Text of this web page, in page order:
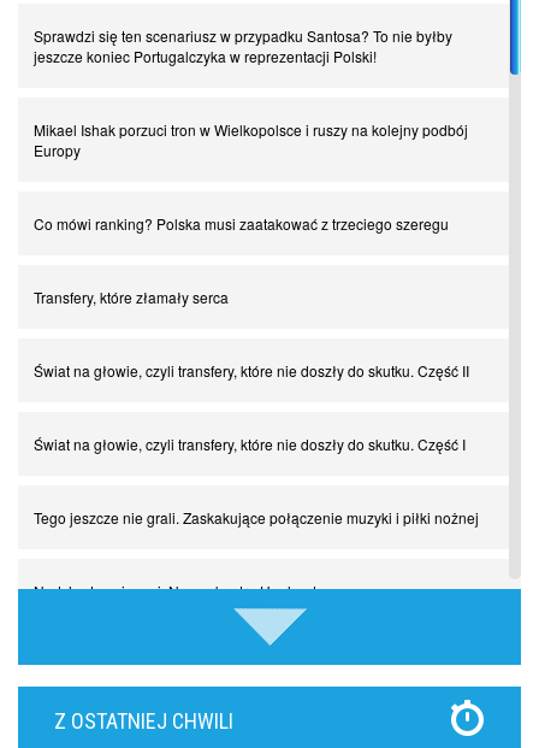
Sprawdzi się ten scenariusz w przypadku Santosa? To nie byłby
jeszcze koniec Portugalczyka w reprezentacji Polski!
Mikael Ishak porzuci tron w Wielkopolsce i ruszy na kolejny podbój
Europy
Co mówi ranking? Polska musi zaatakować z trzeciego szeregu
Transfery, które złamały serca
Świat na głowie, czyli transfery, które nie doszły do skutku. Część II
Świat na głowie, czyli transfery, które nie doszły do skutku. Część I
Tego jeszcze nie grali. Zaskakujące połączenie muzyki i piłki nożnej
Nadchodzą giganci. Nunez kontra Haaland
Lewandowski kontra Bayern. Czy wilk będzie syty, a owca cała?
Z OSTATNIEJ CHWILI